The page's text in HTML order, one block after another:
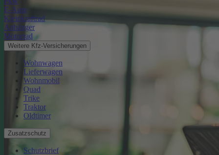
E-Auto
Kleinkraftrad
Anhänger
Motorrad
Weitere Kfz-Versicherungen
Wohnwagen
Lieferwagen
Wohnmobil
Quad
Trike
Traktor
Oldtimer
Zusatzschutz
Schutzbrief